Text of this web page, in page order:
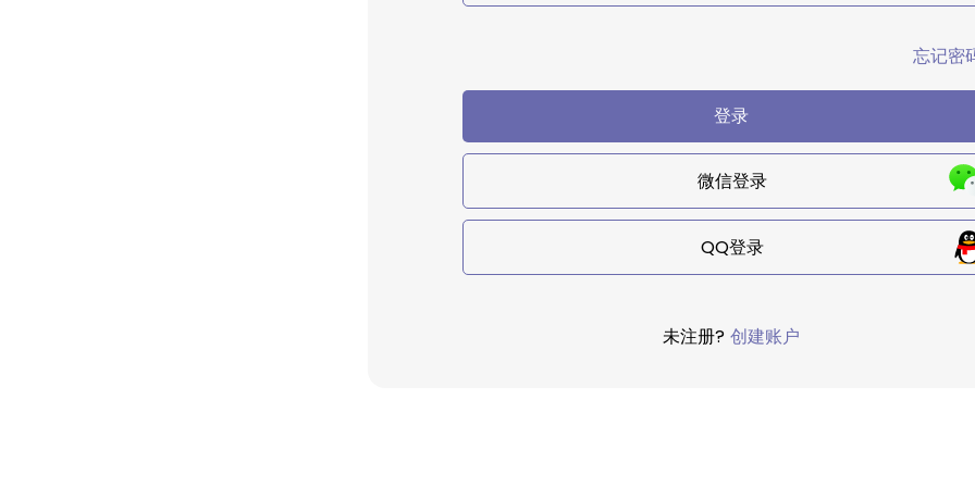
忘记密
登录
微信登录
QQ登录
未注册? 创建账户